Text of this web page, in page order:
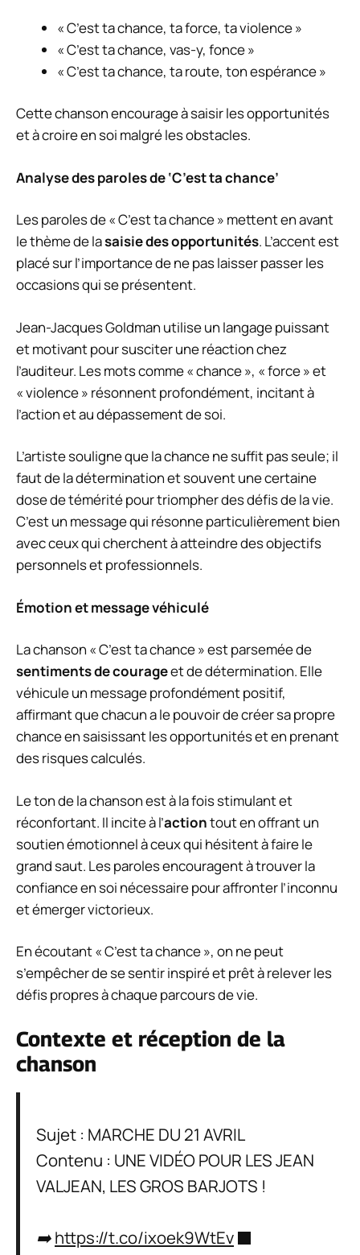
« C’est ta chance, ta force, ta violence »
« C’est ta chance, vas-y, fonce »
« C’est ta chance, ta route, ton espérance »
Cette chanson encourage à saisir les opportunités
et à croire en soi malgré les obstacles.
Analyse des paroles de ‘C’est ta chance’
Les paroles de « C’est ta chance » mettent en avant
le thème de lasaisie des opportunités. L’accent est
placé sur l’importance de ne pas laisser passer les
occasions qui se présentent.
Jean-Jacques Goldman utilise un langage puissant
et motivant pour susciter une réaction chez
l’auditeur. Les mots comme « chance », « force » et
« violence » résonnent profondément, incitant à
l’action et au dépassement de soi.
L’artiste souligne que la chance ne suffit pas seule; il
faut de la détermination et souvent une certaine
dose de témérité pour triompher des défis de la vie.
C’est un message qui résonne particulièrement bien
avec ceux qui cherchent à atteindre des objectifs
personnels et professionnels.
Émotion et message véhiculé
La chanson « C’est ta chance » est parsemée de
sentiments de courageet de détermination. Elle
véhicule un message profondément positif,
affirmant que chacun a le pouvoir de créer sa propre
chance en saisissant les opportunités et en prenant
des risques calculés.
Le ton de la chanson est à la fois stimulant et
réconfortant. Il incite à l’actiontout en offrant un
soutien émotionnel à ceux qui hésitent à faire le
grand saut. Les paroles encouragent à trouver la
confiance en soi nécessaire pour affronter l’inconnu
et émerger victorieux.
En écoutant « C’est ta chance », on ne peut
s’empêcher de se sentir inspiré et prêt à relever les
défis propres à chaque parcours de vie.
Contexte et réception de la
chanson
Sujet : MARCHE DU 21 AVRIL
Contenu : UNE VIDÉO POUR LES JEAN
VALJEAN, LES GROS BARJOTS !
➡️https://t.co/ixoek9WtEv